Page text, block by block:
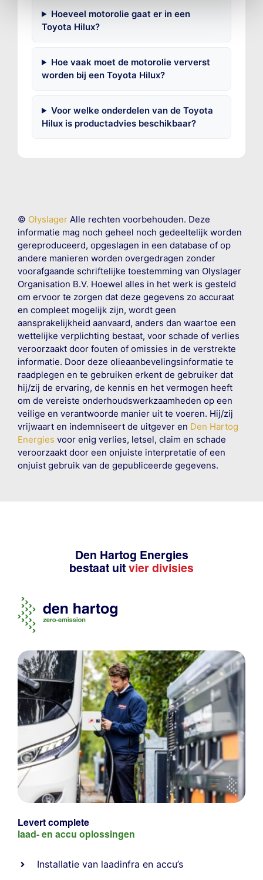
Hoeveel motorolie gaat er in een
Toyota Hilux?
Hoe vaak moet de motorolie ververst
worden bij een Toyota Hilux?
Voor welke onderdelen van de Toyota
Hilux is productadvies beschikbaar?
© OlyslagerAlle rechten voorbehouden. Deze
informatie mag noch geheel noch gedeeltelijk worden
gereproduceerd, opgeslagen in een database of op
andere manieren worden overgedragen zonder
voorafgaande schriftelijke toestemming van Olyslager
Organisation B.V. Hoewel alles in het werk is gesteld
om ervoor te zorgen dat deze gegevens zo accuraat
en compleet mogelijk zijn, wordt geen
aansprakelijkheid aanvaard, anders dan waartoe een
wettelijke verplichting bestaat, voor schade of verlies
veroorzaakt door fouten of omissies in de verstrekte
informatie. Door deze olieaanbevelingsinformatie te
raadplegen en te gebruiken erkent de gebruiker dat
hij/zij de ervaring, de kennis en het vermogen heeft
om de vereiste onderhoudswerkzaamheden op een
veilige en verantwoorde manier uit te voeren. Hij/zij
vrijwaart en indemniseert de uitgever en Den Hartog
Energies voor enig verlies, letsel, claim en schade
veroorzaakt door een onjuiste interpretatie of een
onjuist gebruik van de gepubliceerde gegevens.
Den Hartog Energies
bestaat uit vier divisies
Levert complete
laad- en accu oplossingen
Installatie van laadinfra en accu’s